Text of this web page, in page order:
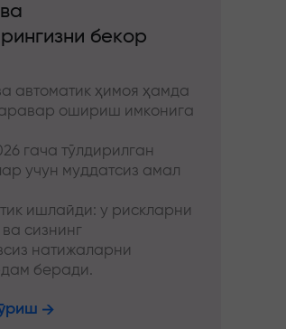
бекор
автоматик ҳимоя ҳамда
ошириш имконига
гача тўлдирилган
учун муддатсиз амал
ишлайди: у рискларни
сизнинг
натижаларни
беради.